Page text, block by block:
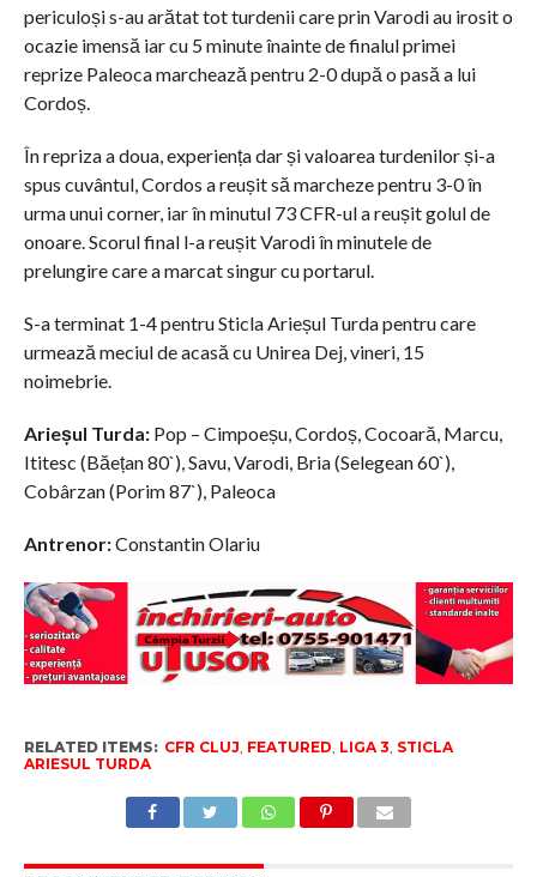
periculoși s-au arătat tot turdenii care prin Varodi au irosit o
ocazie imensă iar cu 5 minute înainte de finalul primei
reprize Paleoca marchează pentru 2-0 după o pasă a lui
Cordoș.
În repriza a doua, experiența dar și valoarea turdenilor și-a
spus cuvântul, Cordos a reușit să marcheze pentru 3-0 în
urma unui corner, iar în minutul 73 CFR-ul a reușit golul de
onoare. Scorul final l-a reușit Varodi în minutele de
prelungire care a marcat singur cu portarul.
S-a terminat 1-4 pentru Sticla Arieșul Turda pentru care
urmează meciul de acasă cu Unirea Dej, vineri, 15
noimebrie.
Arieșul Turda:Pop – Cimpoeșu, Cordoș, Cocoară, Marcu,
Ititesc (Băețan 80`), Savu, Varodi, Bria (Selegean 60`),
Cobârzan (Porim 87`), Paleoca
Antrenor:Constantin Olariu
RELATED ITEMS: CFR CLUJ FEATURED LIGA 3 STICLA
ARIESUL TURDA